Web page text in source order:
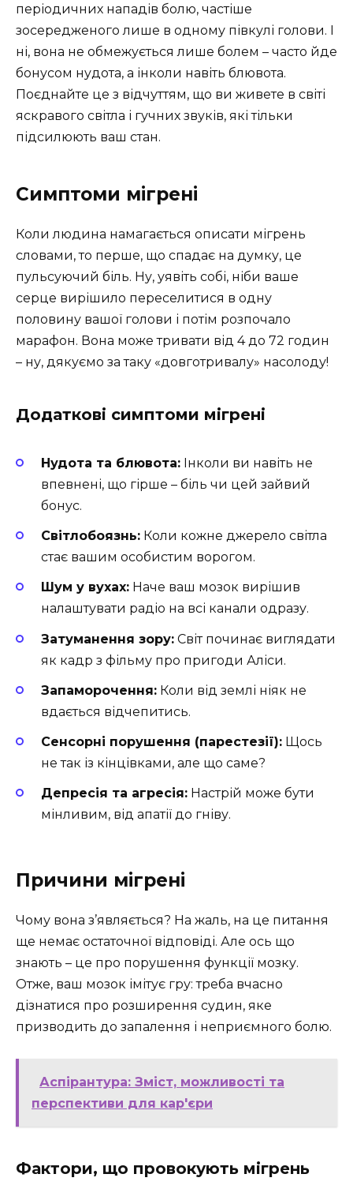
періодичних нападів болю, частіше
зосередженого лише в одному півкулі голови. І
ні, вона не обмежується лише болем – часто йде
бонусом нудота, а інколи навіть блювота.
Поєднайте це з відчуттям, що ви живете в світі
яскравого світла і гучних звуків, які тільки
підсилюють ваш стан.
Симптоми мігрені
Коли людина намагається описати мігрень
словами, то перше, що спадає на думку, це
пульсуючий біль. Ну, уявіть собі, ніби ваше
серце вирішило переселитися в одну
половину вашої голови і потім розпочало
марафон. Вона може тривати від 4 до 72 годин
– ну, дякуємо за таку «довготривалу» насолоду!
Додаткові симптоми мігрені
Нудота та блювота: Інколи ви навіть не
впевнені, що гірше – біль чи цей зайвий
бонус.
Світлобоязнь: Коли кожне джерело світла
стає вашим особистим ворогом.
Шум у вухах: Наче ваш мозок вирішив
налаштувати радіо на всі канали одразу.
Затуманення зору: Світ починає виглядати
як кадр з фільму про пригоди Аліси.
Запаморочення: Коли від землі ніяк не
вдається відчепитись.
Сенсорні порушення (парестезії): Щось
не так із кінцівками, але що саме?
Депресія та агресія: Настрій може бути
мінливим, від апатії до гніву.
Причини мігрені
Чому вона з’являється? На жаль, на це питання
ще немає остаточної відповіді. Але ось що
знають – це про порушення функції мозку.
Отже, ваш мозок імітує гру: треба вчасно
дізнатися про розширення судин, яке
призводить до запалення і неприємного болю.
Аспірантура: Зміст, можливості та
перспективи для кар'єри
Фактори, що провокують мігрень